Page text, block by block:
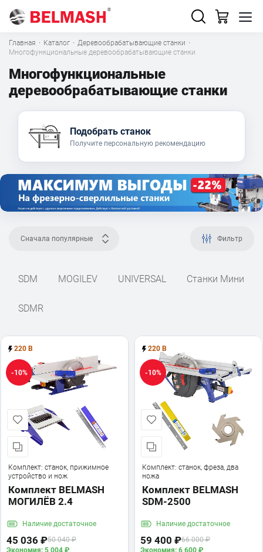
Главная · Каталог · Деревообрабатывающие станки ·
Многофункциональные деревообрабатывающие станки
Многофункциональные
деревообрабатывающие станки
Подобрать станок
Получите персональную рекомендацию
Сначала популярные Фильтр
SDM MOGILEV UNIVERSAL Станки Мини
SDMR
220 В
-10%
Комплект: станок, прижимное
устройство и нож
Комплект BELMASH
МОГИЛЁВ 2.4
Наличие достаточное
45 036 ₽50 040 ₽
Экономия: 5 004 ₽
220 В
-10%
Комплект: станок, фреза, два
ножа
Комплект BELMASH
SDM-2500
Наличие достаточное
59 400 ₽66 000 ₽
Экономия: 6 600 ₽